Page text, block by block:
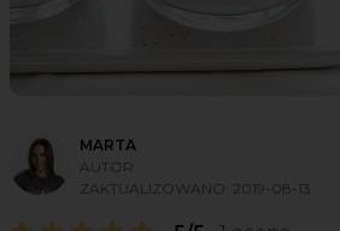
MARTA
AUTOR
ZAKTUALIZOWANO: 2019-08-13